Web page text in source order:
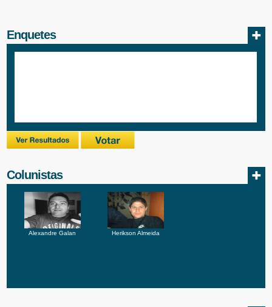
Enquetes
Colunistas
Alexandre Galan Herikson Almeida